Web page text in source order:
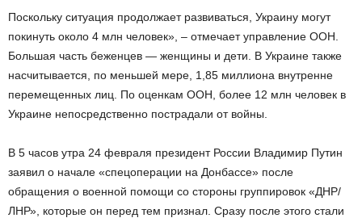
Поскольку ситуация продолжает развиваться, Украину могут
покинуть около 4 млн человек», – отмечает управление ООН.
Большая часть беженцев — женщины и дети. В Украине также
насчитывается, по меньшей мере, 1,85 миллиона внутренне
перемещенных лиц. По оценкам ООН, более 12 млн человек в
Украине непосредственно пострадали от войны.
В 5 часов утра 24 февраля президент России Владимир Путин
заявил о начале «спецоперации на Донбассе» после
обращения о военной помощи со стороны группировок «ДНР/
ЛНР», которые он перед тем признал. Сразу после этого стали